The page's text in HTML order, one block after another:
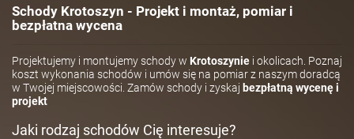
Schody Krotoszyn - Projekt i montaż, pomiar i
bezpłatna wycena
Projektujemy i montujemy schody w Krotoszynie i okolicach. Poznaj
koszt wykonania schodów i umów się na pomiar z naszym doradcą
w Twojej miejscowości. Zamów schody i zyskaj bezpłatną wycenę i
projekt
Jaki rodzaj schodów Cię interesuje?